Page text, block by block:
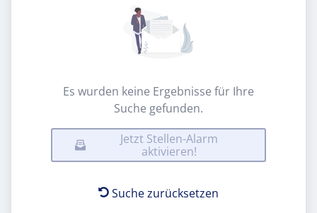
Es wurden keine Ergebnisse für Ihre
Suche gefunden.
Jetzt Stellen-Alarm
aktivieren!
Suche zurücksetzen